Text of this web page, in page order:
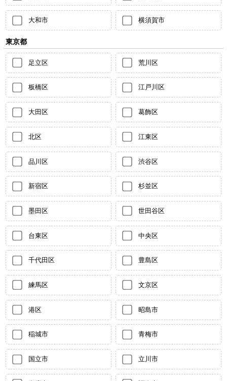
大和市 横須賀市
東京都
足立区 荒川区
板橋区 江戸川区
大田区 葛飾区
北区 江東区
品川区 渋谷区
新宿区 杉並区
墨田区 世田谷区
台東区 中央区
千代田区 豊島区
練馬区 文京区
港区 昭島市
稲城市 青梅市
国立市 立川市